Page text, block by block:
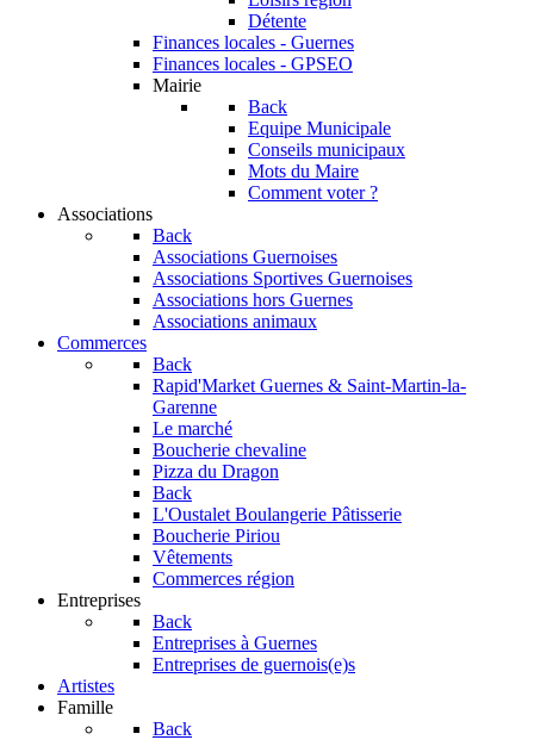
Détente
Finances locales - Guernes
Finances locales - GPSEO
Mairie
Back
Equipe Municipale
Conseils municipaux
Mots du Maire
Comment voter ?
Associations
Back
Associations Guernoises
Associations Sportives Guernoises
Associations hors Guernes
Associations animaux
Commerces
Back
Rapid'Market Guernes & Saint-Martin-la-
Garenne
Le marché
Boucherie chevaline
Pizza du Dragon
Back
L'Oustalet Boulangerie Pâtisserie
Boucherie Piriou
Vêtements
Commerces région
Entreprises
Back
Entreprises à Guernes
Entreprises de guernois(e)s
Artistes
Famille
Back